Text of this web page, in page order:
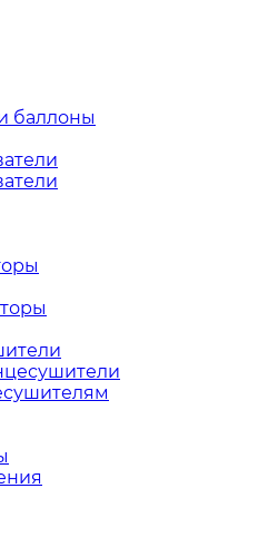
баллоны